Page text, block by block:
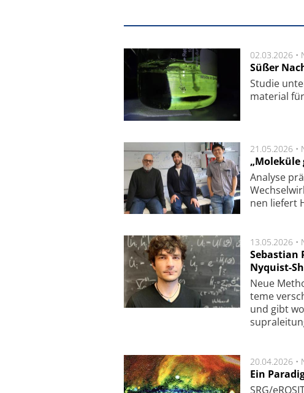
02.03.2026 •
Süßer
Studie
ma­te­rial
21.05.2026 •
„Moleküle
Analyse
nen lie­fert
13.05.2026 •
Sebastian
Nyquist-
Neue
te­me
und gibt
20.04.2026 •
Ein
SRG/